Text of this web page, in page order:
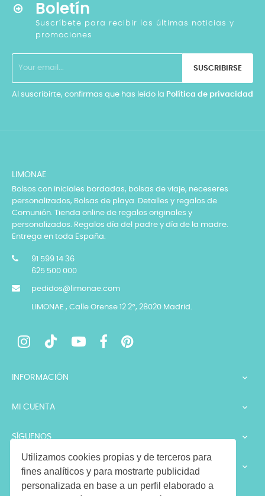
Utilizamos cookies propias y de terceros para
fines analíticos y para mostrarte publicidad
personalizada en base a un perfil elaborado a
Boletín
Suscríbete para recibir las últimas noticias y
promociones
SUSCRIBIRSE
Al suscribirte, confirmas que has leído la Política de privacidad
LIMONAE
Bolsos con iniciales bordadas, bolsas de viaje, neceseres
personalizados, Bolsas de playa. Detalles y regalos de
Comunión. Tienda online de regalos originales y
personalizados. Regalos día del padre y día de la madre.
Entrega en toda España.
91 599 14 36
625 500 000
pedidos@limonae.com
LIMONAE , Calle Orense 12 2º, 28020 Madrid.
INFORMACIÓN 
MI CUENTA 
SÍGUENOS 
LEGALES 